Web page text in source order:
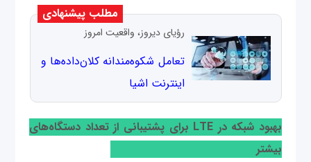
مطلب پیشنهادی
رؤیای دیروز، واقعیت امروز
تعامل شکوه‌مندانه کلان‌داده‌ها و
اینترنت اشیا
بهبود شبکه در LTE برای پشتیبانی از تعداد دستگاه‌های
بیشتر